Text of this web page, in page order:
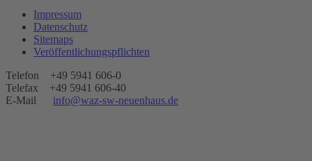
Impressum
Datenschutz
Sitemaps
Veröffentlichungspflichten
Telefon +49 5941 606-0
Telefax +49 5941 606-40
E-Mail info@waz-sw-neuenhaus.de